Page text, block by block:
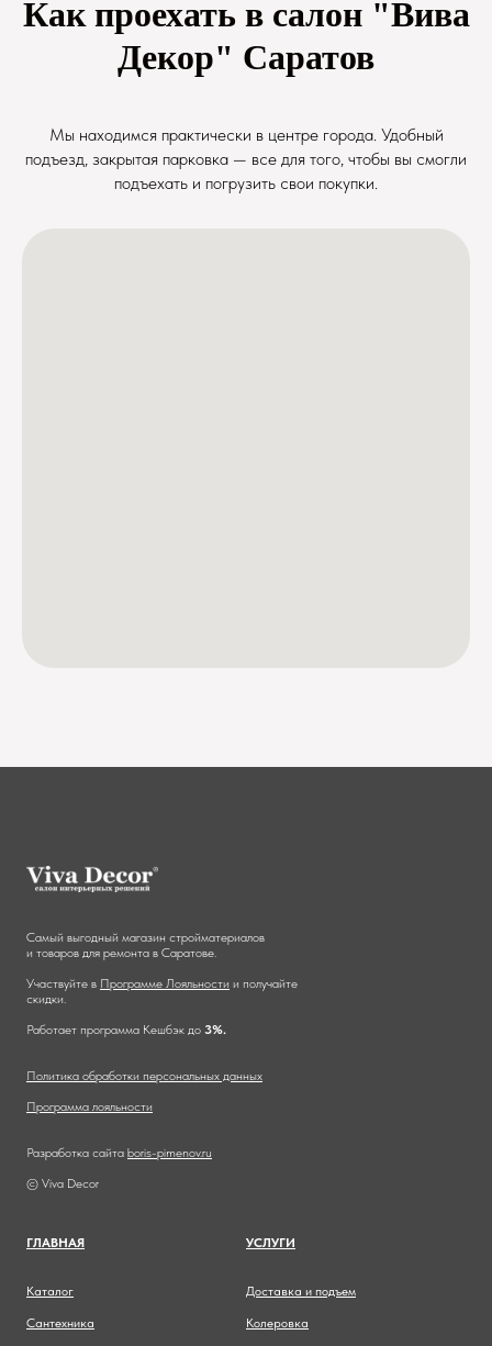
Как проехать в салон "Вива
Декор" Саратов
Мы находимся практически в центре города. Удобный
подъезд, закрытая парковка — все для того, чтобы вы смогли
подъехать и погрузить свои покупки.
Самый выгодный магазин стройматериалов
и товаров для ремонта в Саратове.
Участвуйте в Программе Лояльности и получайте
скидки.
Работает программа Кешбэк до 3%.
Политика обработки персональных данных
Программа лояльности
Разработка сайта boris-pimenov.ru
© Viva Decor
ГЛАВНАЯ
Каталог
Сантехника
УСЛУГИ
Доставка и подъем
Колеровка